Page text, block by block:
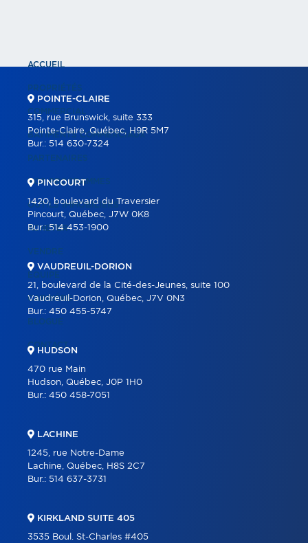
ACCUEIL
PROPRIÉTÉS
COMMERCIAL
BÂTIMENTS COMMERCIAUX
PARTENAIRES
NOS PROGRAMMES
OUTILS IMMOBILIERS
ACHETER
VENDRE
ÉQUIPE
CARRIÈRE
BLOGUE
CONTACT
POINTE-CLAIRE
315, rue Brunswick, suite 333
Pointe-Claire, Québec, H9R 5M7
Bur.: 514 630-7324
PINCOURT
1420, boulevard du Traversier
Pincourt, Québec, J7W 0K8
Bur.:514 453-1900
VAUDREUIL-DORION
21, boulevard de la Cité-des-Jeunes, suite 100
Vaudreuil-Dorion, Québec, J7V 0N3
Bur.: 450 455-5747
HUDSON
470 rue Main
Hudson, Québec, J0P 1H0
Bur.: 450 458-7051
LACHINE
1245, rue Notre-Dame
Lachine, Québec, H8S 2C7
Bur.: 514 637-3731
KIRKLAND SUITE 405
3535 Boul. St-Charles #405